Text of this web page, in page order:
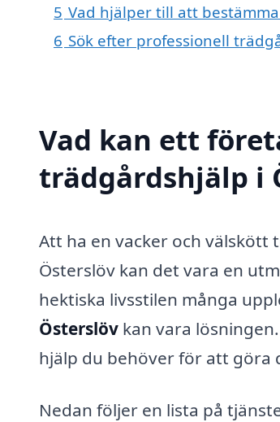
5 Vad hjälper till att
6 Sök efter professionell
Vad kan ett
trädgårdshjälp i
Att ha en vacker och välskött
Österslöv kan det vara en
hektiska livsstilen många
Österslöv kan vara
hjälp du behöver för att göra
Nedan följer en lista på